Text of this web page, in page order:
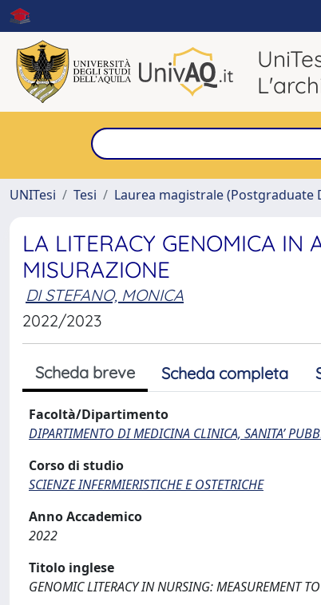
UNITesi
Tesi Laurea magistrale (Postgraduate
LA LITERACY GENOMICA IN
MISURAZIONE
DI STEFANO, MONICA
2022/2023
Scheda breve Scheda completa
Facoltà/Dipartimento
DIPARTIMENTO DI MEDICINA CLINICA, SANITA’
Corso di studio
SCIENZE INFERMIERISTICHE E OSTETRICHE
Anno Accademico
2022
Titolo inglese
GENOMIC LITERACY IN NURSING: MEASUREMENT